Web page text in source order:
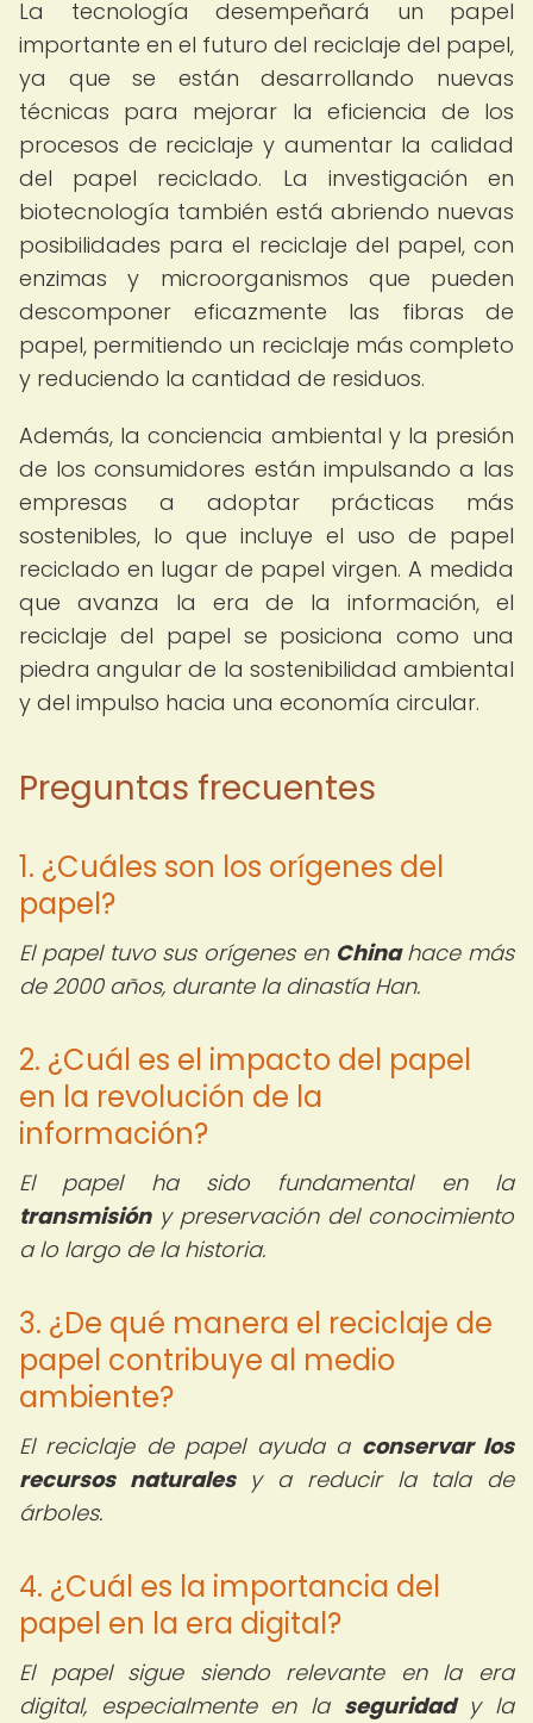
La tecnología desempeñará un papel
importante en el futuro del reciclaje del papel,
ya que se están desarrollando nuevas
técnicas para mejorar la eficiencia de los
procesos de reciclaje y aumentar la calidad
del papel reciclado. La investigación en
biotecnología también está abriendo nuevas
posibilidades para el reciclaje del papel, con
enzimas y microorganismos que pueden
descomponer eficazmente las fibras de
papel, permitiendo un reciclaje más completo
y reduciendo la cantidad de residuos.
Además, la conciencia ambiental y la presión
de los consumidores están impulsando a las
empresas a adoptar prácticas más
sostenibles, lo que incluye el uso de papel
reciclado en lugar de papel virgen. A medida
que avanza la era de la información, el
reciclaje del papel se posiciona como una
piedra angular de la sostenibilidad ambiental
y del impulso hacia una economía circular.
Preguntas frecuentes
1. ¿Cuáles son los orígenes del
papel?
El papel tuvo sus orígenes en Chinahace más
de 2000 años, durante la dinastía Han.
2. ¿Cuál es el impacto del papel
en la revolución de la
información?
El papel ha sido fundamental en la
transmisióny preservación del conocimiento
a lo largo de la historia.
3. ¿De qué manera el reciclaje de
papel contribuye al medio
ambiente?
El reciclaje de papel ayuda a conservar los
recursos naturalesy a reducir la tala de
árboles.
4. ¿Cuál es la importancia del
papel en la era digital?
El papel sigue siendo relevante en la era
digital, especialmente en la seguridady la